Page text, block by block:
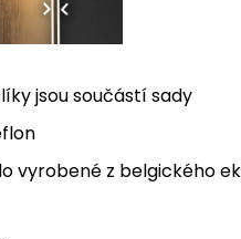
jsou součástí sady
vyrobené z belgického